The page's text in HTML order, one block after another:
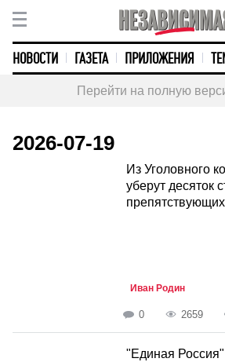
НОВОСТИ ГАЗЕТА ПРИЛОЖЕНИЯ
Перейти на полную
2026-07-19
Из Уголовного
уберут десяток
Иван Родин
0 2659
"Единая